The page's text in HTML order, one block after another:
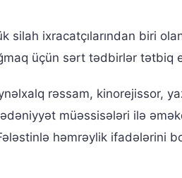
silah ixracatçılarından biri
üçün sərt tədbirlər tətbiq
rəssam, kinorejissor,
müəssisələri ilə
həmrəylik ifadələrini